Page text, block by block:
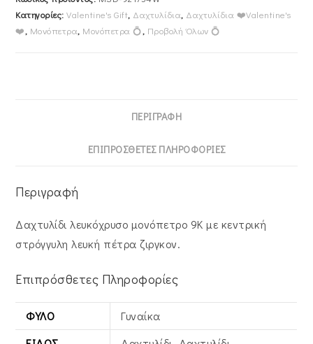
921754W
Κατηγορίες:Valentine's Gift, Δαχτυλίδια, Δαχτυλίδια ❤️Valentine's
❤️, Μονόπετρα, Μονόπετρα 💍, Προβολή Όλων 💍
ΠΕΡΙΓΡΑΦΉ
ΕΠΙΠΡΌΣΘΕΤΕΣ ΠΛΗΡΟΦΟΡΊΕΣ
Περιγραφή
Δαχτυλίδι λευκόχρυσο μονόπετρο 9Κ με κεντρική
στρόγγυλη λευκή πέτρα ζιργκον.
Επιπρόσθετες Πληροφορίες
ΦΎΛΟ
Γυναίκα